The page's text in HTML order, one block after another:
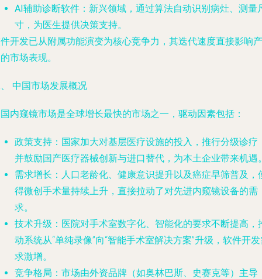
AI辅助诊断软件 ：新兴领域，通过算法自动识别病灶、测量
寸，为医生提供决策支持。
开发已从附属功能演变为核心竞争力，其迭代速度直接影响产
市场表现。
中国市场发展概况
内窥镜市场是全球增长最快的市场之一，驱动因素包括：
政策支持 ：国家加大对基层医疗设施的投入，推行分级诊疗
并鼓励国产医疗器械创新与进口替代，为本土企业带来机遇
需求增长 ：人口老龄化、健康意识提升以及癌症早筛普及，
得微创手术量持续上升，直接拉动了对先进内窥镜设备的需
求。
技术升级 ：医院对手术室数字化、智能化的要求不断提高，
动系统从“单纯录像”向“智能手术室解决方案”升级，软件开
求激增。
竞争格局 ：市场由外资品牌（如奥林巴斯、史赛克等）主导